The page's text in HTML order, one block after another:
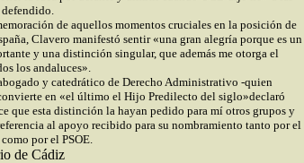
defendido.
de aquellos momentos cruciales en la posición de
Clavero manifestó sentir «una gran alegría porque es un
y una distinción singular, que además me otorga el
los andaluces».
y catedrático de Derecho Administrativo -quien
en «el último el Hijo Predilecto del siglo»declaró
que esta distinción la hayan pedido para mí otros grupos y
al apoyo recibido para su nombramiento tanto por el
por el PSOE.
de Cádiz